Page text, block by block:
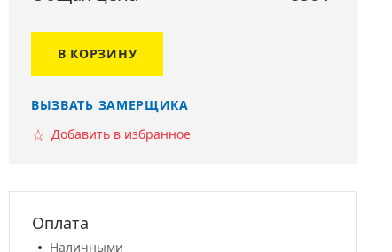
В КОРЗИНУ
ВЫЗВАТЬ ЗАМЕРЩИКА
☆ Добавить в избранное
Оплата
Наличными